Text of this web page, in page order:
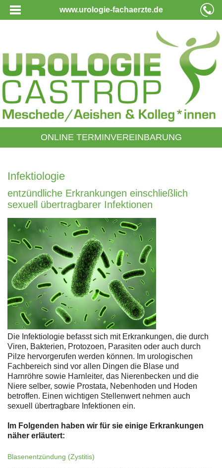
www.urologie-fachaerzte.de
ONLINE TERMINVEREINBARUNG
Infektiologie
entzündliche Erkrankungen einschließlich
sexuell übertragbarer Infektionen
Die Infektiologie befasst sich mit Erkrankungen, die durch
Viren, Bakterien, Protozoen, Parasiten oder auch durch
Pilze hervorgerufen werden können. Im urologischen
Fachbereich sind vor allen Dingen die Blase und
Harnröhre sowie Harnleiter, das Nierenbecken und die
Niere selber, sowie Prostata, Nebenhoden und Hoden
betroffen. Einen wichtigen Stellenwert nehmen auch
sexuell übertragbare Infektionen ein.
Im Folgenden haben wir für sie einige Erkrankungen
näher erläutert:
Blasenentzündung (Zystitis)